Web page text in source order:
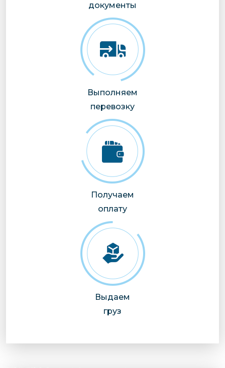
документы
Выполняем
перевозку
Получаем
оплату
Выдаем
груз